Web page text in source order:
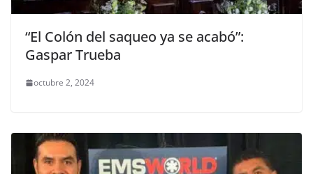
“El Colón del saqueo ya se acabó”:
Gaspar Trueba
octubre 2, 2024